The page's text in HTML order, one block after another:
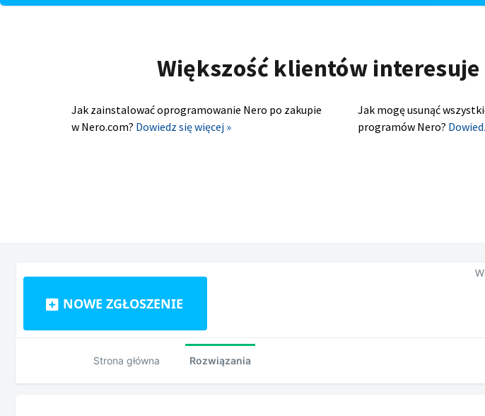
Większość klientów
Jak zainstalować oprogramowanie Nero po zakupie
w Nero.com? Dowiedz się więcej »
Jak mogę usunąć
programów Nero?
NOWE ZGŁOSZENIE
Strona główna Rozwiązania